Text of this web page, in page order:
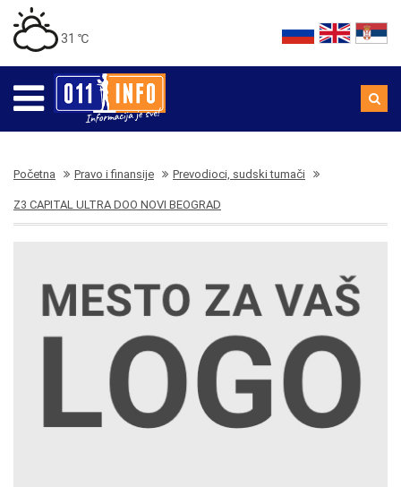
31 ℃
Početna Pravo i finansije Prevodioci, sudski tumači
Z3 CAPITAL ULTRA DOO NOVI BEOGRAD